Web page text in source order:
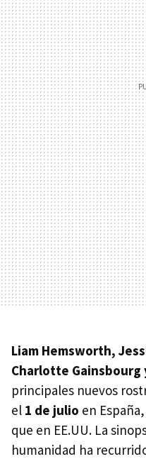
Liam Hemsworth,
Charlotte Gainsbourg
principales nuevos
el 1 de julio en
que en EE.UU. La
humanidad ha